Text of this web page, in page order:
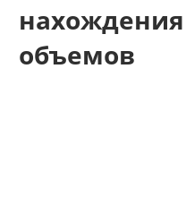
объемов